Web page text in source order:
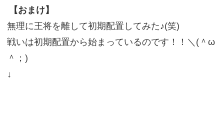
【おまけ】
無理に王将を離して初期配置してみた♪(笑)
戦いは初期配置から始まっているのです！！＼(＾ω
＾；)
↓